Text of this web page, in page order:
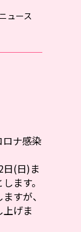
ュース
ナ感染
(日)ま
ます。
すが、
げま